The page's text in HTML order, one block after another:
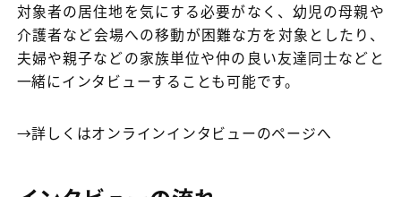
対象者の居住地を気にする必要がなく、幼児の母親や
介護者など会場への移動が困難な方を対象としたり、
夫婦や親子などの家族単位や仲の良い友達同士などと
一緒にインタビューすることも可能です。
→詳しくはオンラインインタビューのページへ